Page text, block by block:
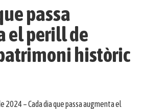
passa
el perill de
històric
2024 – Cada dia que passa augmenta el